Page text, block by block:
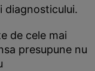
diagnosticului.
de cele mai
presupune nu